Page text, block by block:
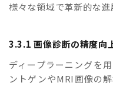
様々な領域で革新的な進
3.3.1 画像診断の精度向
ディープラーニングを
ントゲンやMRI画像の